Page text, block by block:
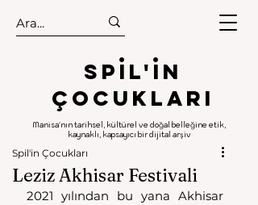
.
.
Spıl'in
Çocukları
Manisa'nın tarihsel, kültürel ve doğal belleğine etik,
kaynaklı, kapsayıcı bir dijital arşiv
Leziz Akhisar Festivali
Spil'in Çocukları
2021 yılından bu yana Akhisar